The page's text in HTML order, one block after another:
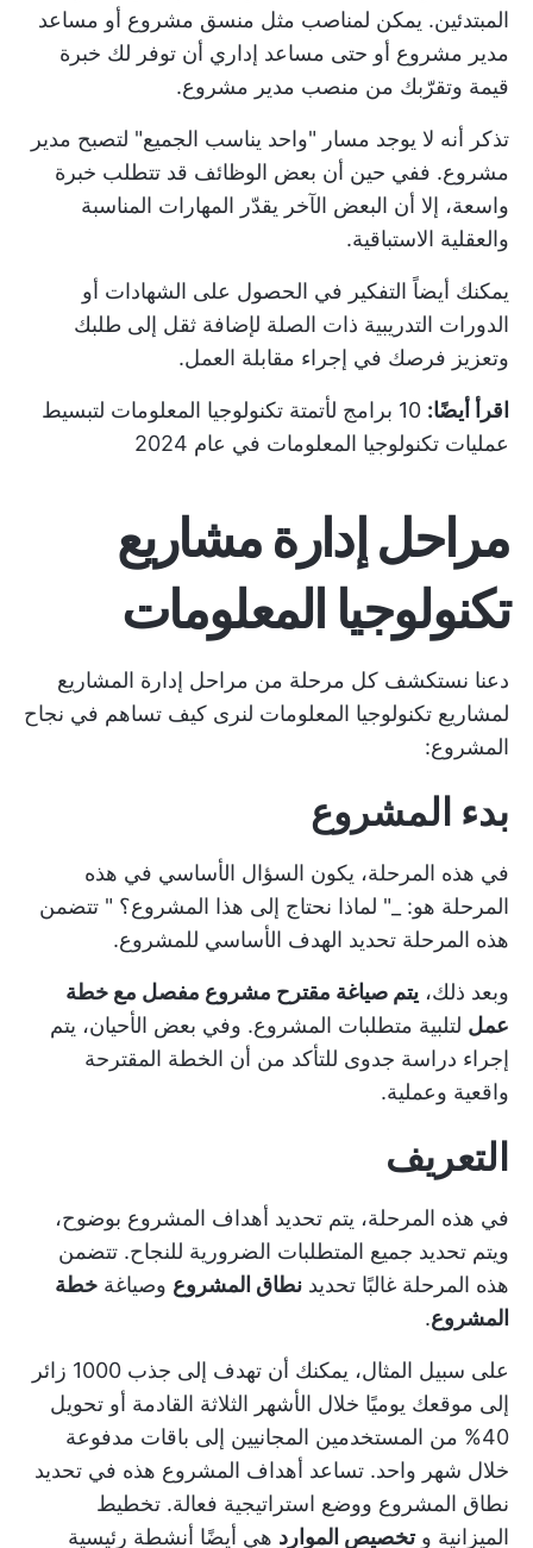
المبتدئين. يمكن لمناصب مثل منسق مشروع أو مساعد
مدير مشروع أو حتى مساعد إداري أن توفر لك خبرة
قيمة وتقرّبك من منصب مدير مشروع.
تذكر أنه لا يوجد مسار "واحد يناسب الجميع" لتصبح مدير
مشروع. ففي حين أن بعض الوظائف قد تتطلب خبرة
واسعة، إلا أن البعض الآخر يقدّر المهارات المناسبة
والعقلية الاستباقية.
يمكنك أيضاً التفكير في الحصول على الشهادات أو
الدورات التدريبية ذات الصلة لإضافة ثقل إلى طلبك
وتعزيز فرصك في إجراء مقابلة العمل.
اقرأ أيضًا:
10 برامج لأتمتة تكنولوجيا المعلومات لتبسيط
عمليات تكنولوجيا المعلومات في عام 2024
مراحل إدارة مشاريع
تكنولوجيا المعلومات
دعنا نستكشف كل مرحلة من مراحل إدارة المشاريع
لمشاريع تكنولوجيا المعلومات لنرى كيف تساهم في نجاح
المشروع:
بدء المشروع
في هذه المرحلة، يكون السؤال الأساسي في هذه
المرحلة هو: _" لماذا نحتاج إلى هذا المشروع؟ " تتضمن
هذه المرحلة تحديد الهدف الأساسي للمشروع.
وبعد ذلك، يتم صياغة مقترح مشروع مفصل مع خطة
عمل لتلبية متطلبات المشروع. وفي بعض الأحيان، يتم
إجراء دراسة جدوى للتأكد من أن الخطة المقترحة
واقعية وعملية.
التعريف
في هذه المرحلة، يتم تحديد أهداف المشروع بوضوح،
ويتم تحديد جميع المتطلبات الضرورية للنجاح. تتضمن
هذه المرحلة غالبًا تحديد نطاق المشروع وصياغة خطة
المشروع.
على سبيل المثال، يمكنك أن تهدف إلى جذب 1000 زائر
إلى موقعك يوميًا خلال الأشهر الثلاثة القادمة أو تحويل
40% من المستخدمين المجانيين إلى باقات مدفوعة
خلال شهر واحد. تساعد أهداف المشروع هذه في تحديد
نطاق المشروع ووضع استراتيجية فعالة. تخطيط
الميزانية وتخصيص الموارد هي أيضًا أنشطة رئيسية